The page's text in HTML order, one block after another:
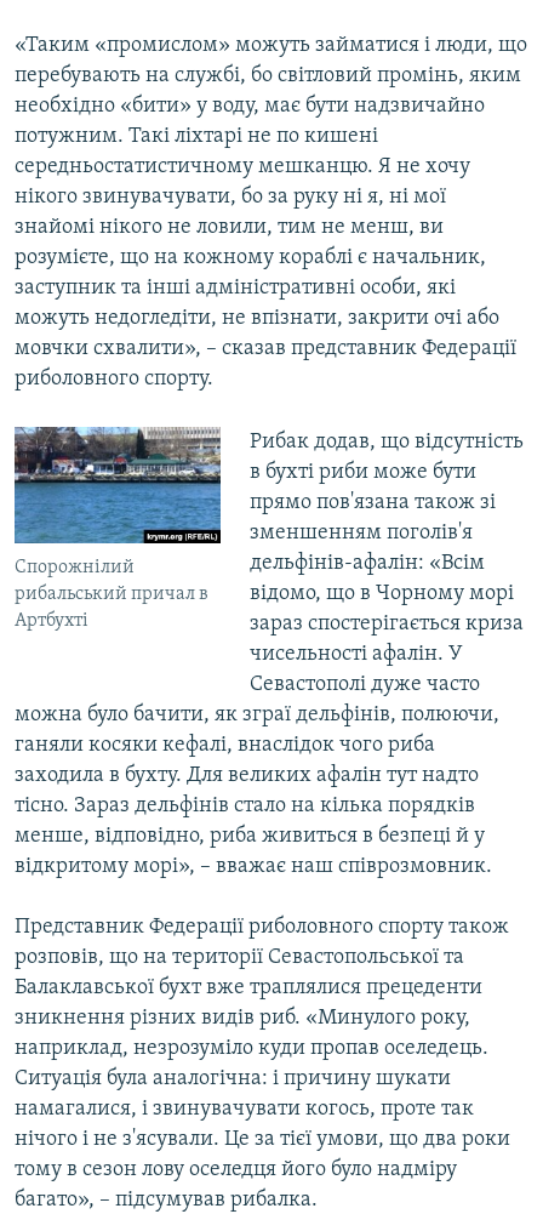
«Таким «промислом» можуть займатися і люди, що
перебувають на службі, бо світловий промінь, яким
необхідно «бити» у воду, має бути надзвичайно
потужним. Такі ліхтарі не по кишені
середньостатистичному мешканцю. Я не хочу
нікого звинувачувати, бо за руку ні я, ні мої
знайомі нікого не ловили, тим не менш, ви
розумієте, що на кожному кораблі є начальник,
заступник та інші адміністративні особи, які
можуть недогледіти, не впізнати, закрити очі або
мовчки схвалити», – сказав представник Федерації
риболовного спорту.
Спорожнілий
рибальський причал в
Артбухті
Рибак додав, що відсутність
в бухті риби може бути
прямо пов'язана також зі
зменшенням поголів'я
дельфінів-афалін: «Всім
відомо, що в Чорному морі
зараз спостерігається криза
чисельності афалін. У
Севастополі дуже часто
можна було бачити, як зграї дельфінів, полюючи,
ганяли косяки кефалі, внаслідок чого риба
заходила в бухту. Для великих афалін тут надто
тісно. Зараз дельфінів стало на кілька порядків
менше, відповідно, риба живиться в безпеці й у
відкритому морі», – вважає наш співрозмовник.
Представник Федерації риболовного спорту також
розповів, що на території Севастопольської та
Балаклавської бухт вже траплялися прецеденти
зникнення різних видів риб. «Минулого року,
наприклад, незрозуміло куди пропав оселедець.
Ситуація була аналогічна: і причину шукати
намагалися, і звинувачувати когось, проте так
нічого і не з'ясували. Це за тієї умови, що два роки
тому в сезон лову оселедця його було надміру
багато», – підсумував рибалка.